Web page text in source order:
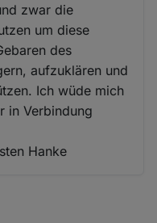
zwar die
um diese
des
aufzuklären und
Ich wüde mich
in Verbindung
Hanke